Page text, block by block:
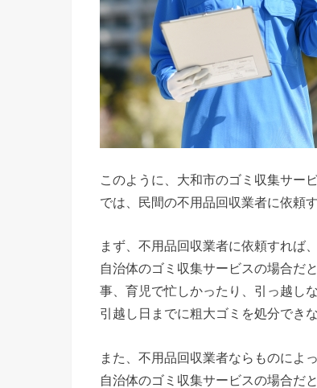
このように、大和市のゴミ収集サー
では、民間の不用品回収業者に依頼
まず、不用品回収業者に依頼すれば、
自治体のゴミ収集サービスの場合だ
事、育児で忙しかったり、引っ越し
引越し日までに粗大ゴミを処分でき
また、不用品回収業者ならものによ
自治体のゴミ収集サービスの場合だ